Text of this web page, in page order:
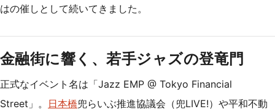
はの催しとして続いてきました。
金融街に響く、若手ジャズの登竜門
正式なイベント名は「Jazz EMP @ Tokyo Financial
Street」。 日本橋兜らいぶ推進協議会（兜LIVE!）や平和不動